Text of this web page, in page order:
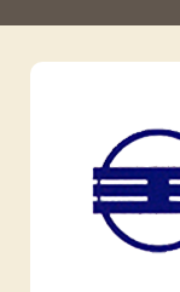
王
寺
町